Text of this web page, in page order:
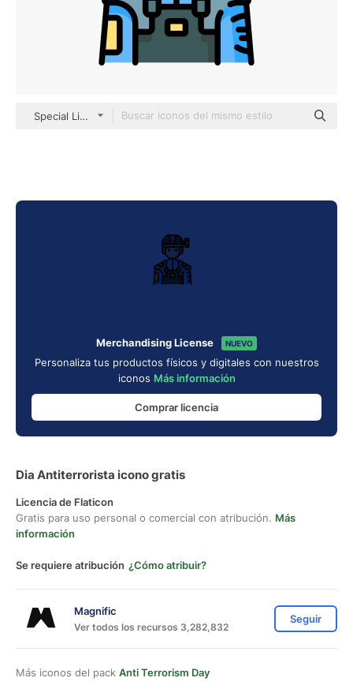
Special Lineal color
Merchandising License NUEVO
Personaliza tus productos físicos y digitales con nuestros
iconos Más información
Comprar licencia
Dia Antiterrorista icono gratis
Licencia de Flaticon
Gratis para uso personal o comercial con atribución. Más
información
Se requiere atribución ¿Cómo atribuir?
Magnific
Ver todos los recursos 3,282,832
Seguir
Más iconos del pack Anti Terrorism Day